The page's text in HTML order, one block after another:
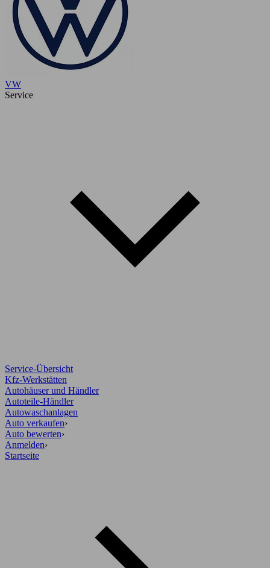
VW
Service
Service-Übersicht
Kfz-Werkstätten
Autohäuser und Händler
Autoteile-Händler
Autowaschanlagen
Auto verkaufen›
Auto bewerten›
Anmelden›
Startseite